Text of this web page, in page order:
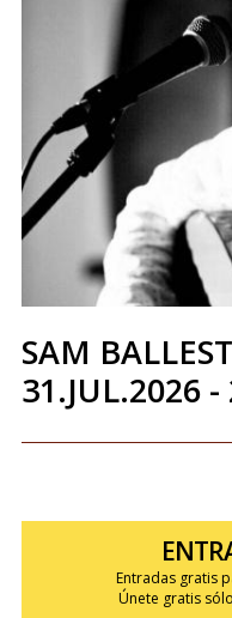
SAM
31.JUL.2026
Entradas gratis
Únete gratis